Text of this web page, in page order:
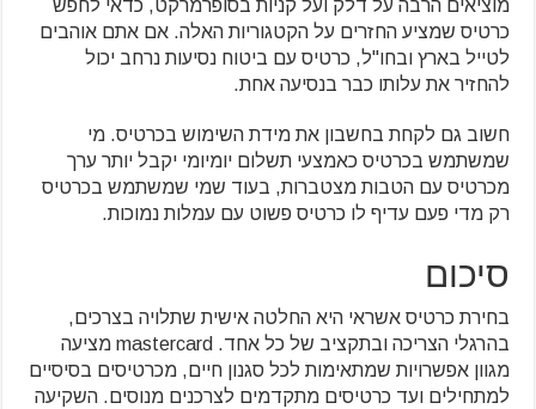
מוציאים הרבה על דלק ועל קניות בסופרמרקט, כדאי לחפש
כרטיס שמציע החזרים על הקטגוריות האלה. אם אתם אוהבים
לטייל בארץ ובחו"ל, כרטיס עם ביטוח נסיעות נרחב יכול
להחזיר את עלותו כבר בנסיעה אחת.
חשוב גם לקחת בחשבון את מידת השימוש בכרטיס. מי
שמשתמש בכרטיס כאמצעי תשלום יומיומי יקבל יותר ערך
מכרטיס עם הטבות מצטברות, בעוד שמי שמשתמש בכרטיס
רק מדי פעם עדיף לו כרטיס פשוט עם עמלות נמוכות.
סיכום
בחירת כרטיס אשראי היא החלטה אישית שתלויה בצרכים,
בהרגלי הצריכה ובתקציב של כל אחד. mastercard מציעה
מגוון אפשרויות שמתאימות לכל סגנון חיים, מכרטיסים בסיסיים
למתחילים ועד כרטיסים מתקדמים לצרכנים מנוסים. השקיעה